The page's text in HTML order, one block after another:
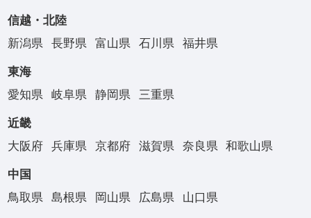
信越・北陸
新潟県
長野県 富山県 石川県 福井県
東海
愛知県
岐阜県 静岡県 三重県
近畿
大阪府
兵庫県 京都府 滋賀県 奈良県 和歌山県
中国
鳥取県
島根県 岡山県 広島県 山口県